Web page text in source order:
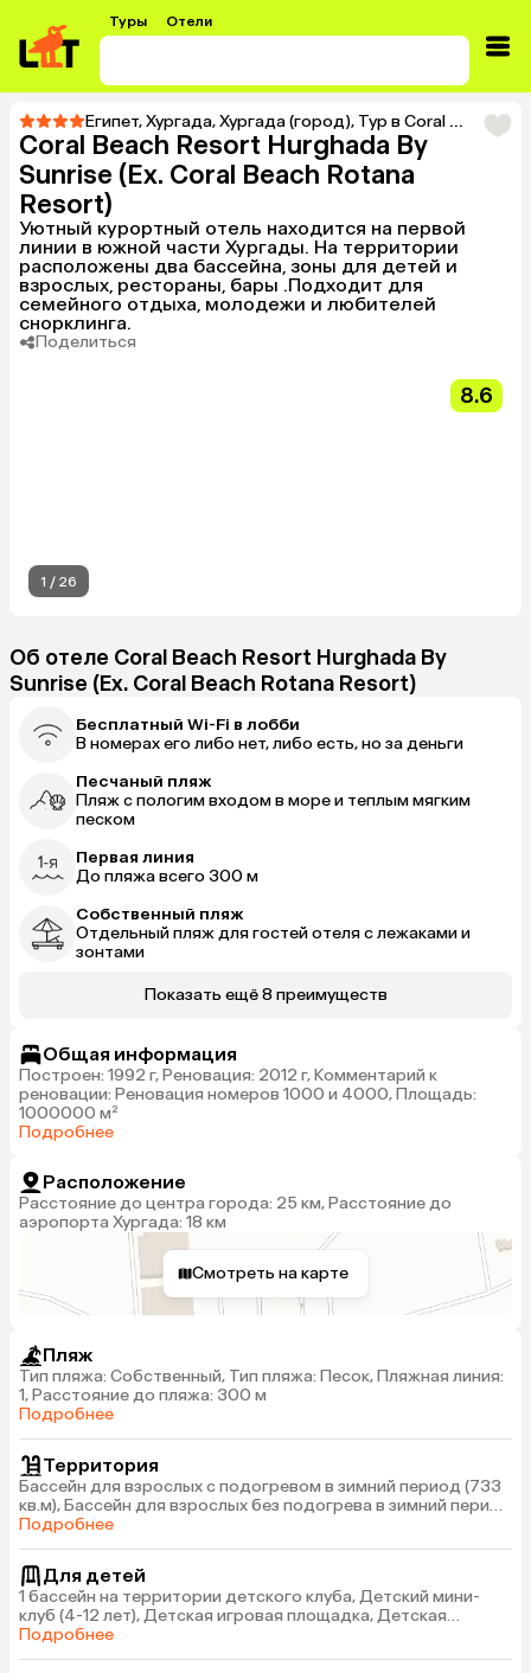
Туры Отели
Египет,Хургада,Хургада (город), Тур в Coral Beach Resort Hurghada By Sunrise (Ex. Coral Beach Rotana Resort)
Coral Beach Resort Hurghada By
Sunrise (Ex. Coral Beach Rotana
Resort)
Уютный курортный отель находится на первой
линии в южной части Хургады. На территории
расположены два бассейна, зоны для детей и
взрослых, рестораны, бары .Подходит для
семейного отдыха, молодежи и любителей
снорклинга.
Поделиться
8.6
1 / 26
Об отеле Coral Beach Resort Hurghada By
Sunrise (Ex. Coral Beach Rotana Resort)
Бесплатный Wi-Fi в лобби
В номерах его либо нет, либо есть, но за деньги
Песчаный пляж
Пляж с пологим входом в море и теплым мягким
песком
Первая линия
До пляжа всего 300 м
Собственный пляж
Отдельный пляж для гостей отеля с лежаками и
зонтами
Показать ещё 8 преимуществ
Общая информация
Построен: 1992 г, Реновация: 2012 г, Комментарий к
реновации: Реновация номеров 1000 и 4000, Площадь:
1000000 м²
Подробнее
Расположение
Расстояние до центра города: 25 км, Расстояние до
аэропорта Хургада: 18 км
Смотреть на карте
Пляж
Тип пляжа: Собственный, Тип пляжа: Песок, Пляжная линия:
1, Расстояние до пляжа: 300 м
Подробнее
Территория
Бассейн для взрослых с подогревом в зимний период (733
кв.м), Бассейн для взрослых без подогрева в зимний период
(184 кв.м), Wi-Fi бесплатно в лобби/на террасе, Обмен
Подробнее
Для детей
1 бассейн на территории детского клуба, Детский мини-
клуб (4-12 лет), Детская игровая площадка, Детская
анимация
Подробнее